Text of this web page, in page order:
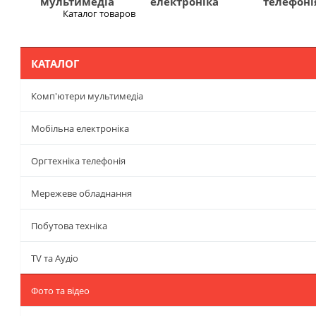
Каталог товаров
КАТАЛОГ
Комп'ютери мультимедіа
Мобільна електроніка
Оргтехніка телефонія
Мережеве обладнання
Побутова техніка
TV та Аудіо
Фото та відео